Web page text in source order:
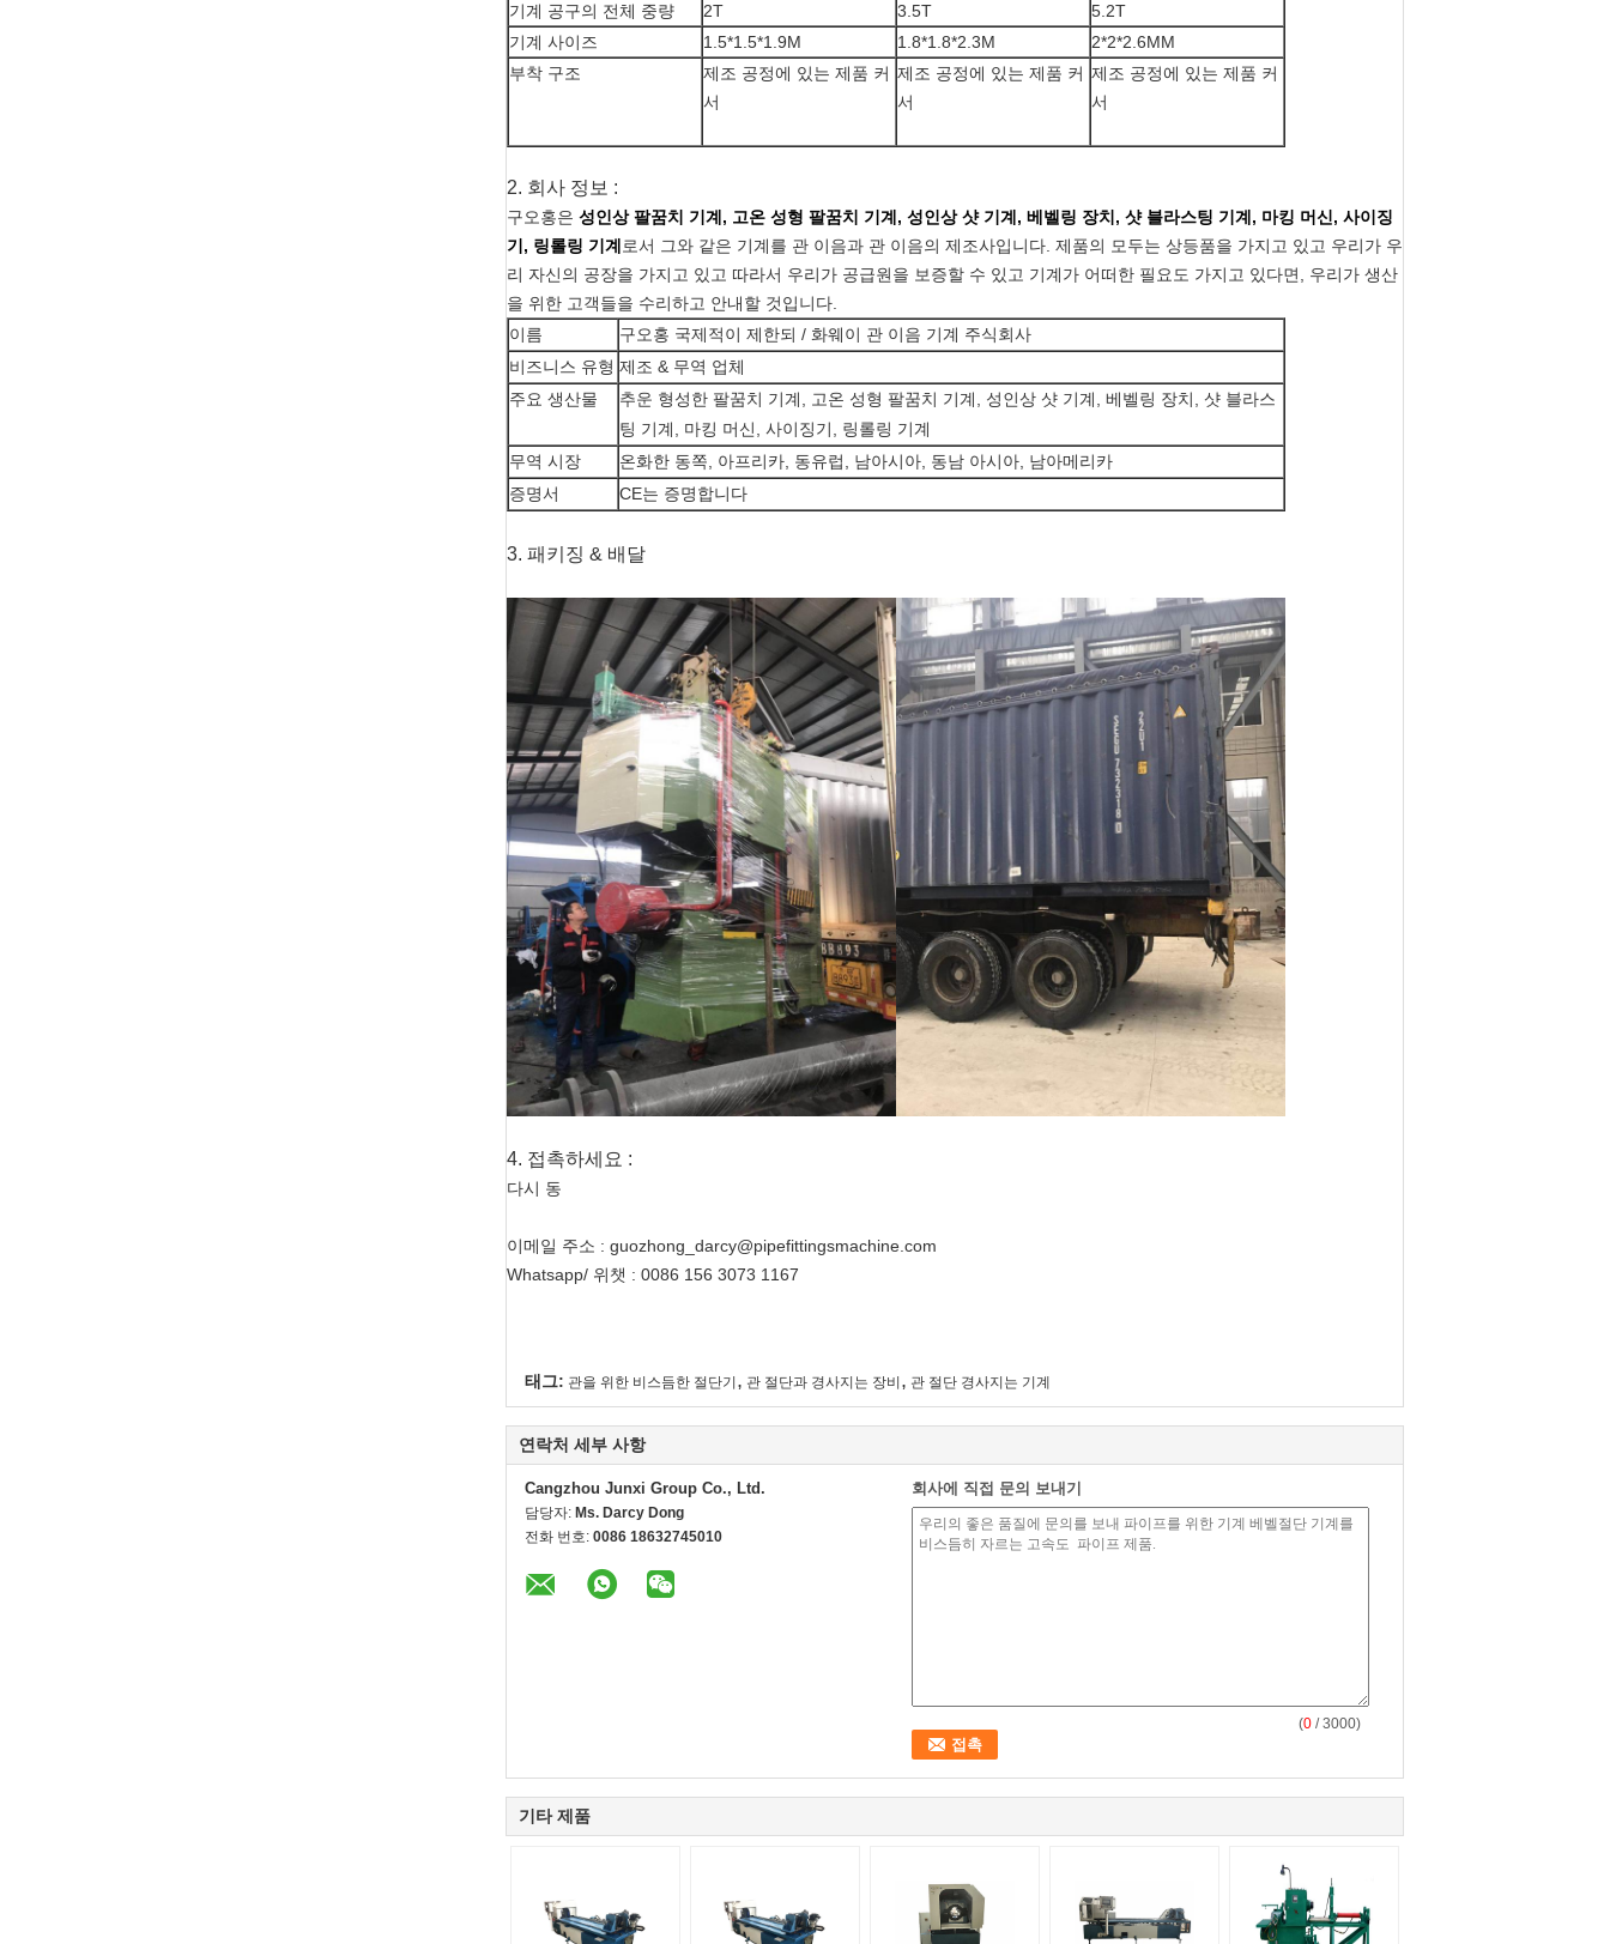
기계 공구의 전체 중량
2T 3.5T
5.2T
기계 사이즈
1.5*1.5*1.9M 1.8*1.8*2.3M
2*2*2.6MM
부착 구조
제조 공정에 있는 제품 커
서
제조 공정에 있는 제품 커
서
제조 공정에 있는 제품 커
서
2. 회사 정보 :
구오홍은 성인상 팔꿈치 기계, 고온 성형 팔꿈치 기계, 성인상 샷 기계, 베벨링 장치, 샷 블라스팅 기계, 마킹 머신, 사이징
기, 링롤링 기계 로서 그와 같은 기계를 관 이음과 관 이음의 제조사입니다 제품의 모두는 상등품을 가지고 있고 우리가 우
리 자신의 공장을 가지고 있고 따라서 우리가 공급원을 보증할 수 있고 기계가 어떠한 필요도 가지고 있다면, 우리가 생산
을 위한 고객들을 수리하고 안내할 것입니다.
이름
구오홍 국제적이 제한되 / 화웨이 관 이음 기계 주식회사
비즈니스 유형 제조 & 무역 업체
주요 생산물
추운 형성한 팔꿈치 기계, 고온 성형 팔꿈치 기계, 성인상 샷 기계, 베벨링 장치, 샷 블라스
팅 기계, 마킹 머신, 사이징기, 링롤링 기계
무역 시장
온화한 동쪽, 아프리카, 동유럽, 남아시아, 동남 아시아, 남아메리카
증명서
CE는 증명합니다
3. 패키징 & 배달
4. 접촉하세요 :
다시 동
이메일 주소 : guozhong_darcy@pipefittingsmachine.com
Whatsapp/ 위챗 : 0086 156 3073 1167
태그: 관을 위한 비스듬한 절단기 , 관 절단과 경사지는 장비 , 관 절단 경사지는 기계
연락처 세부 사항
Cangzhou Junxi Group Co., Ltd.
담당자: Ms. Darcy Dong
전화 번호: 0086 18632745010
회사에 직접 문의 보내기
(0 / 3000)
기타 제품